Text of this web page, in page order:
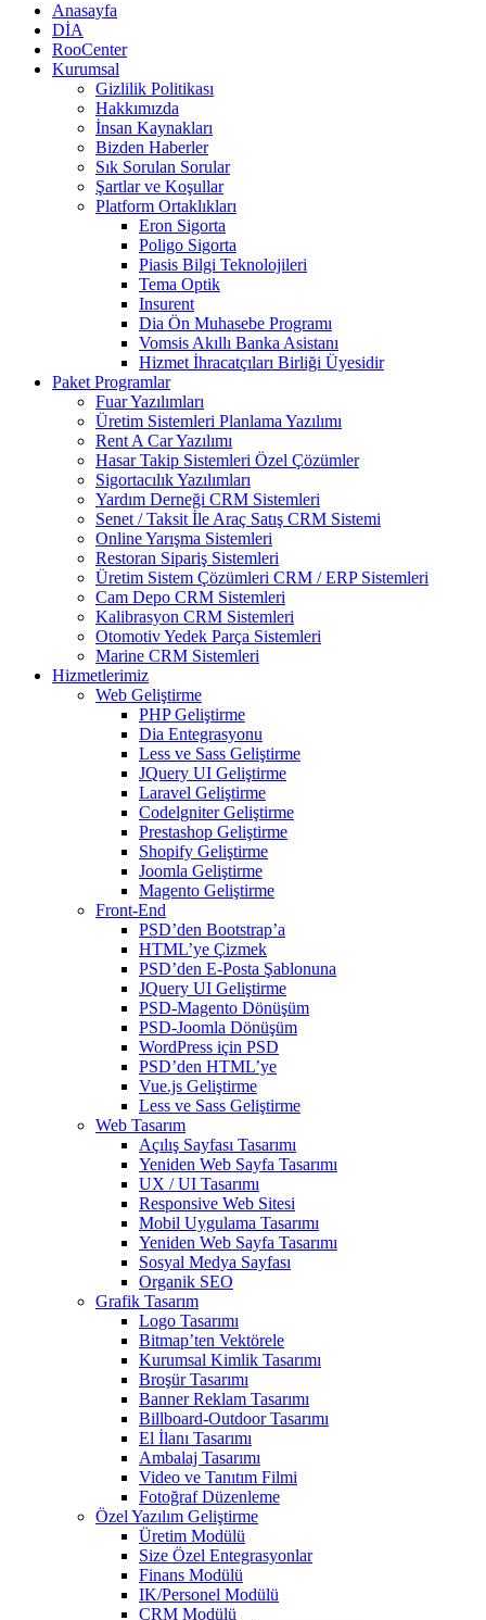
Anasayfa
DİA
RooCenter
Kurumsal
Gizlilik Politikası
Hakkımızda
İnsan Kaynakları
Bizden Haberler
Sık Sorulan Sorular
Şartlar ve Koşullar
Platform Ortaklıkları
Eron Sigorta
Poligo Sigorta
Piasis Bilgi Teknolojileri
Tema Optik
Insurent
Dia Ön Muhasebe Programı
Vomsis Akıllı Banka Asistanı
Hizmet İhracatçıları Birliği Üyesidir
Paket Programlar
Fuar Yazılımları
Üretim Sistemleri Planlama Yazılımı
Rent A Car Yazılımı
Hasar Takip Sistemleri Özel Çözümler
Sigortacılık Yazılımları
Yardım Derneği CRM Sistemleri
Senet / Taksit İle Araç Satış CRM Sistemi
Online Yarışma Sistemleri
Restoran Sipariş Sistemleri
Üretim Sistem Çözümleri CRM / ERP Sistemleri
Cam Depo CRM Sistemleri
Kalibrasyon CRM Sistemleri
Otomotiv Yedek Parça Sistemleri
Marine CRM Sistemleri
Hizmetlerimiz
Web Geliştirme
PHP Geliştirme
Dia Entegrasyonu
Less ve Sass Geliştirme
JQuery UI Geliştirme
Laravel Geliştirme
Codelgniter Geliştirme
Prestashop Geliştirme
Shopify Geliştirme
Joomla Geliştirme
Magento Geliştirme
Front-End
PSD’den Bootstrap’a
HTML’ye Çizmek
PSD’den E-Posta Şablonuna
JQuery UI Geliştirme
PSD-Magento Dönüşüm
PSD-Joomla Dönüşüm
WordPress için PSD
PSD’den HTML’ye
Vue.js Geliştirme
Less ve Sass Geliştirme
Web Tasarım
Açılış Sayfası Tasarımı
Yeniden Web Sayfa Tasarımı
UX / UI Tasarımı
Responsive Web Sitesi
Mobil Uygulama Tasarımı
Yeniden Web Sayfa Tasarımı
Sosyal Medya Sayfası
Organik SEO
Grafik Tasarım
Logo Tasarımı
Bitmap’ten Vektörele
Kurumsal Kimlik Tasarımı
Broşür Tasarımı
Banner Reklam Tasarımı
Billboard-Outdoor Tasarımı
El İlanı Tasarımı
Ambalaj Tasarımı
Video ve Tanıtım Filmi
Fotoğraf Düzenleme
Özel Yazılım Geliştirme
Üretim Modülü
Size Özel Entegrasyonlar
Finans Modülü
IK/Personel Modülü
CRM Modülü